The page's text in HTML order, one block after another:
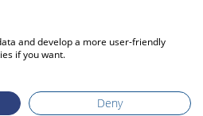
and develop a more user-friendly
if you want.
Deny